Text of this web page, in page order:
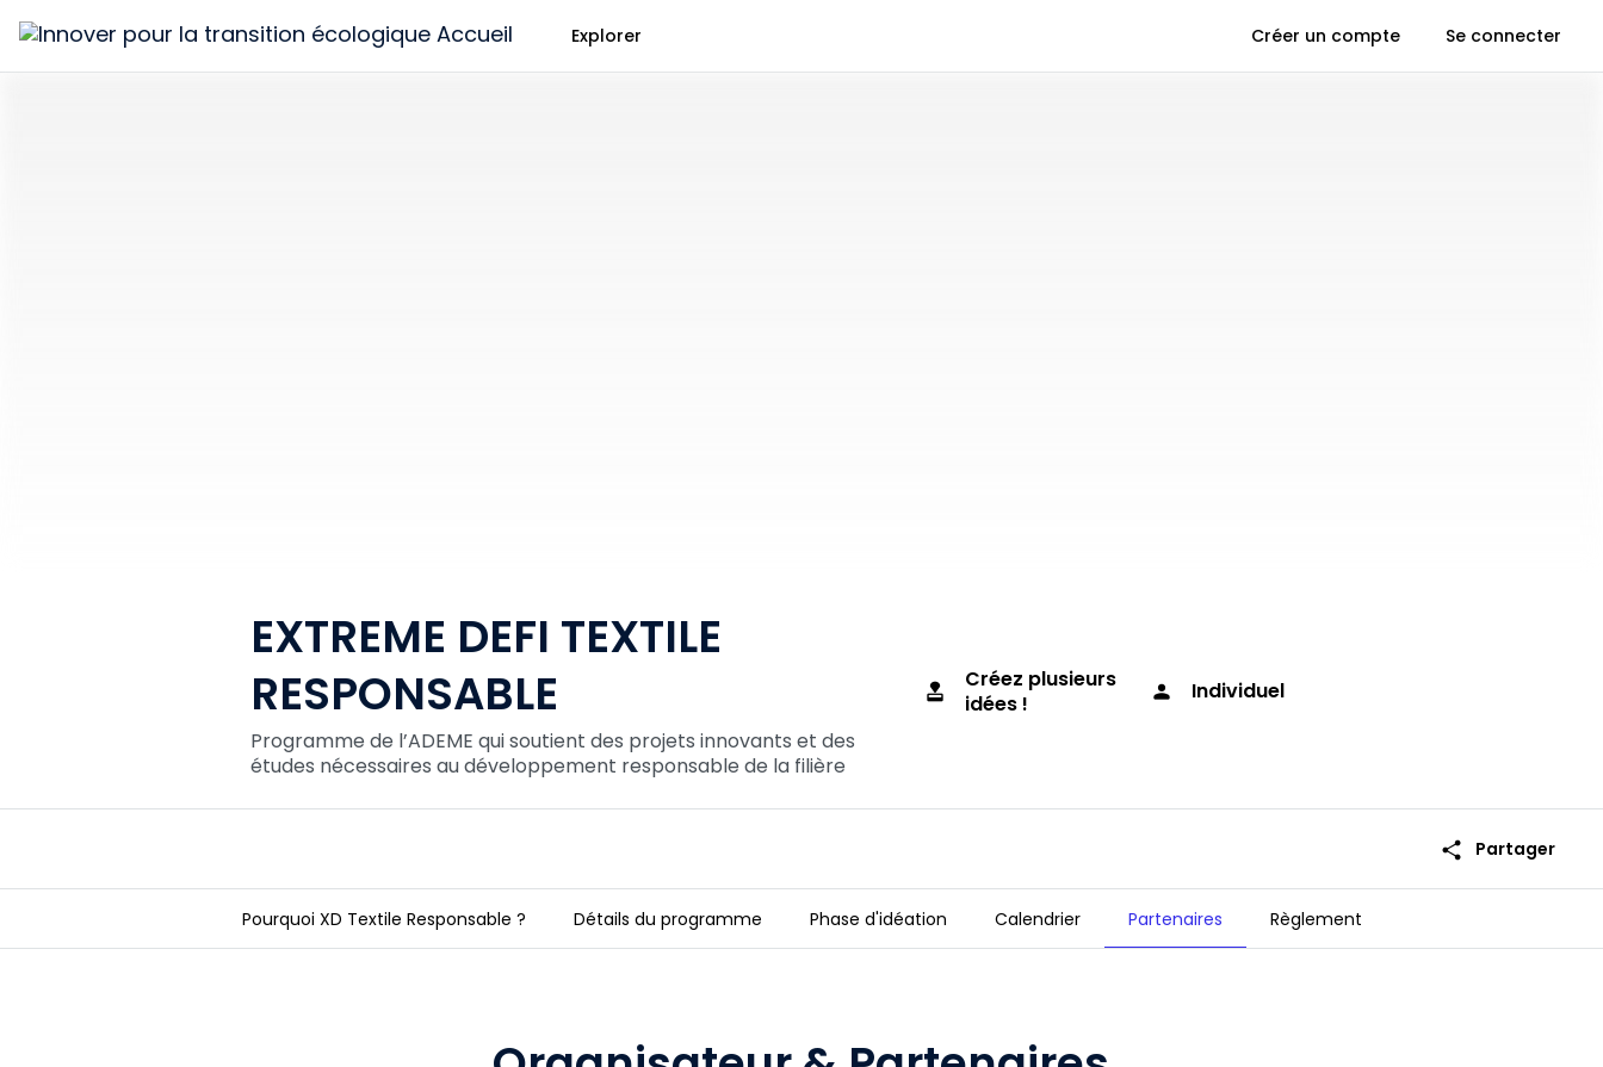
Innover
pour
Explorer Créer un compte Se connecter
EXTREME DEFI TEXTILE
RESPONSABLE
Programme de l’ADEME qui soutient des projets innovants et des
études nécessaires au développement responsable de la filière
approval
Créez plusieurs
idées !
person Individuel
share Partager
Pourquoi XD Textile Responsable ? Détails du programme Phase d'idéation Calendrier Partenaires Règlement